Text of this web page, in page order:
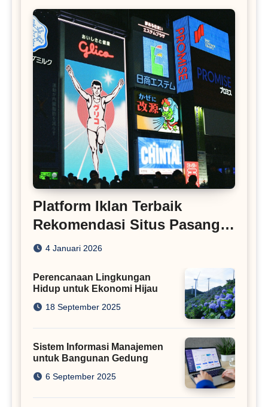
Platform Iklan Terbaik
Rekomendasi Situs Pasang
Iklan
4 Januari 2026
Perencanaan Lingkungan
Hidup untuk Ekonomi Hijau
18 September 2025
Sistem Informasi Manajemen
untuk Bangunan Gedung
6 September 2025